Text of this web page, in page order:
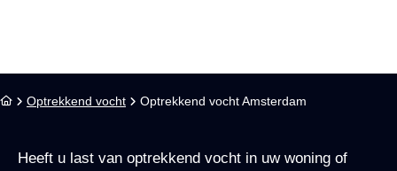
Optrekkend vocht Optrekkend vocht Amsterdam
Heeft u last van optrekkend vocht in uw woning of